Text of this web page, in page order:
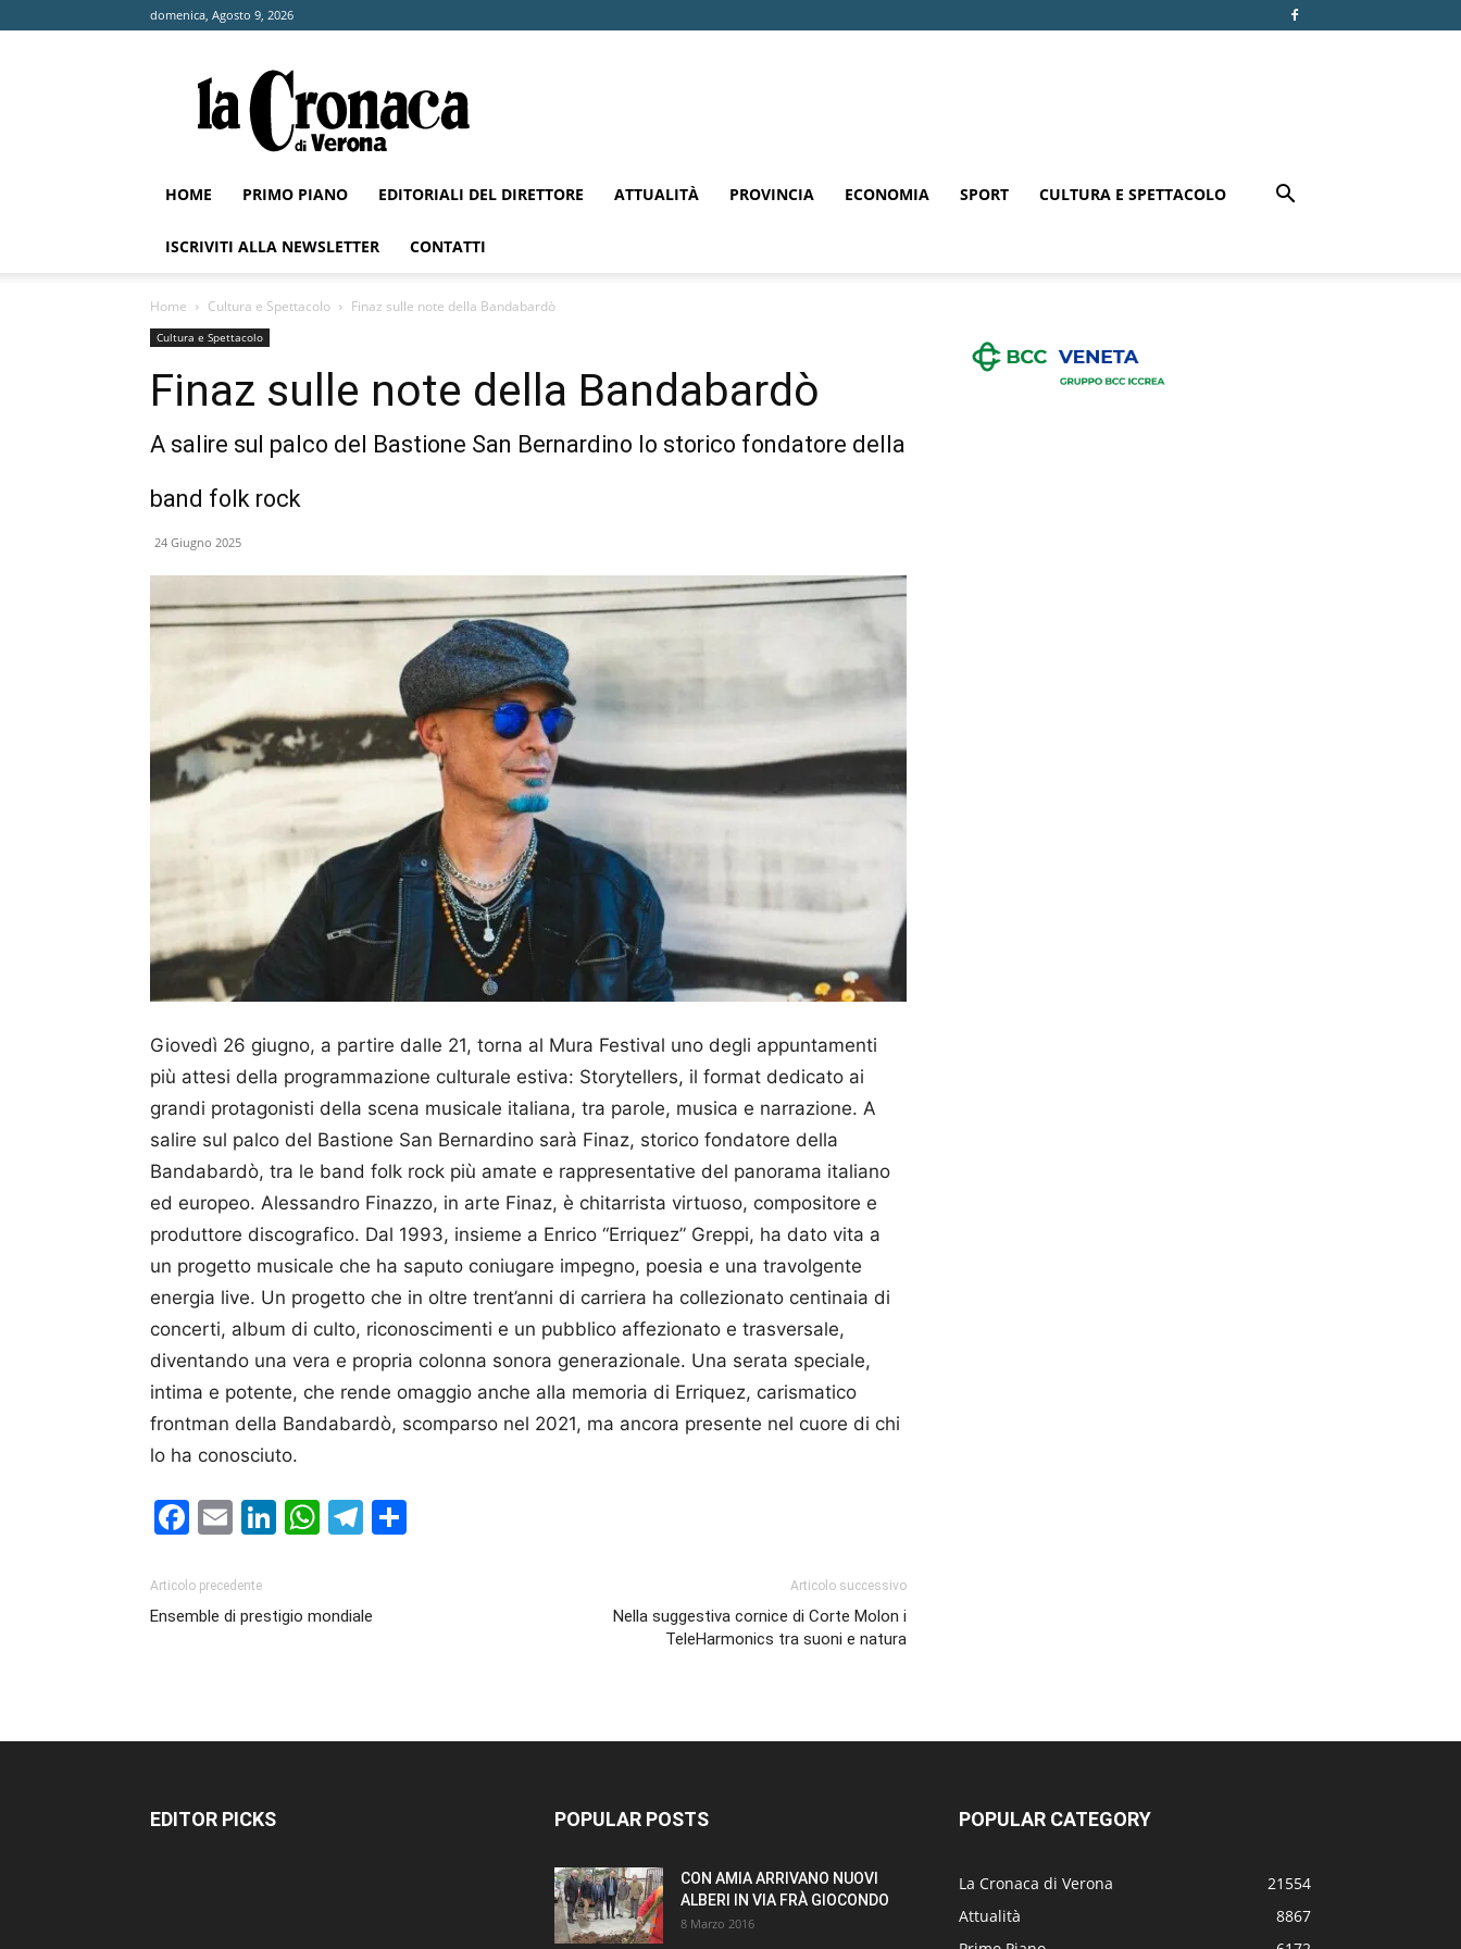
domenica, Agosto 9, 2026
Cronaca
di
Verona
HOME PRIMO PIANO EDITORIALI DEL DIRETTORE ATTUALITÀ PROVINCIA ECONOMIA SPORT CULTURA E SPETTACOLO
ISCRIVITI ALLA NEWSLETTER CONTATTI
Home Cultura e Spettacolo Finaz sulle note della Bandabardò
Cultura e Spettacolo
Finaz sulle note della Bandabardò
A salire sul palco del Bastione San Bernardino lo storico fondatore della
band folk rock
24 Giugno 2025
Giovedì 26 giugno, a partire dalle 21, torna al Mura Festival uno degli appuntamenti
più attesi della programmazione culturale estiva: Storytellers, il format dedicato ai
grandi protagonisti della scena musicale italiana, tra parole, musica e narrazione. A
salire sul palco del Bastione San Bernardino sarà Finaz, storico fondatore della
Bandabardò, tra le band folk rock più amate e rappresentative del panorama italiano
ed europeo. Alessandro Finazzo, in arte Finaz, è chitarrista virtuoso, compositore e
produttore discografico. Dal 1993, insieme a Enrico “Erriquez” Greppi, ha dato vita a
un progetto musicale che ha saputo coniugare impegno, poesia e una travolgente
energia live. Un progetto che in oltre trent’anni di carriera ha collezionato centinaia di
concerti, album di culto, riconoscimenti e un pubblico affezionato e trasversale,
diventando una vera e propria colonna sonora generazionale. Una serata speciale,
intima e potente, che rende omaggio anche alla memoria di Erriquez, carismatico
frontman della Bandabardò, scomparso nel 2021, ma ancora presente nel cuore di chi
lo ha conosciuto.
Facebook
EmailLinkedIn
WhatsApp
Telegram
Articolo precedente
Ensemble di prestigio mondiale
Articolo successivo
Nella suggestiva cornice di Corte Molon i
TeleHarmonics tra suoni e natura
EDITOR PICKS POPULAR POSTS
CON AMIA ARRIVANO NUOVI
ALBERI IN VIA FRÀ GIOCONDO
8 Marzo 2016
POPULAR CATEGORY
La Cronaca di Verona
21554
Attualità
8867